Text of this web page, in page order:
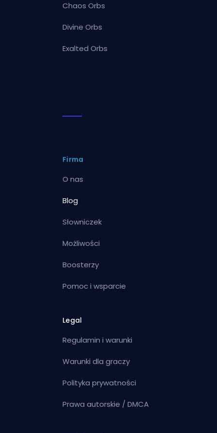
Chaos Orbs
Divine Orbs
Exalted Orbs
Firma
O nas
Blog
Słowniczek
Możliwości
Boosterzy
Pomoc i wsparcie
Legal
Regulamin i warunki
Warunki dla graczy
Polityka prywatności
Prawa autorskie / DMCA